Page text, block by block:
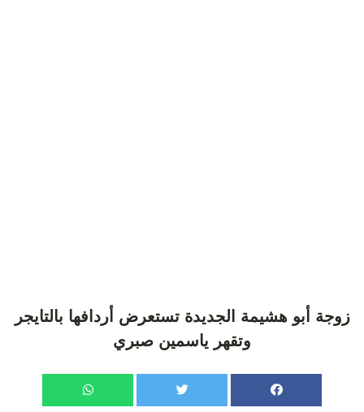
زوجة أبو هشيمة الجديدة تستعرض أردافها بالتايجر
وتقهر ياسمين صبري